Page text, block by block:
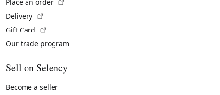
Place an order
Delivery
Gift Card
Our trade program
Sell on Selency
Become a seller